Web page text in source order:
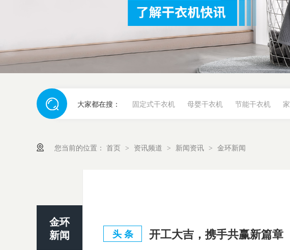
大家都在搜： 固定式干衣机 母婴干衣机 节能干衣机
您当前的位置： 首页 > 资讯频道 > 新闻资讯 > 金环新闻
头 条 开工大吉，携手共赢新篇章
金环
新闻